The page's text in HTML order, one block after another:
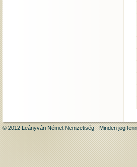
© 2012 Leányvári Német Nemzetiség - Minden jog